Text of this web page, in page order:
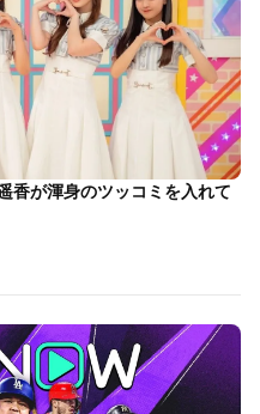
香が渾身のツッコミを入れて